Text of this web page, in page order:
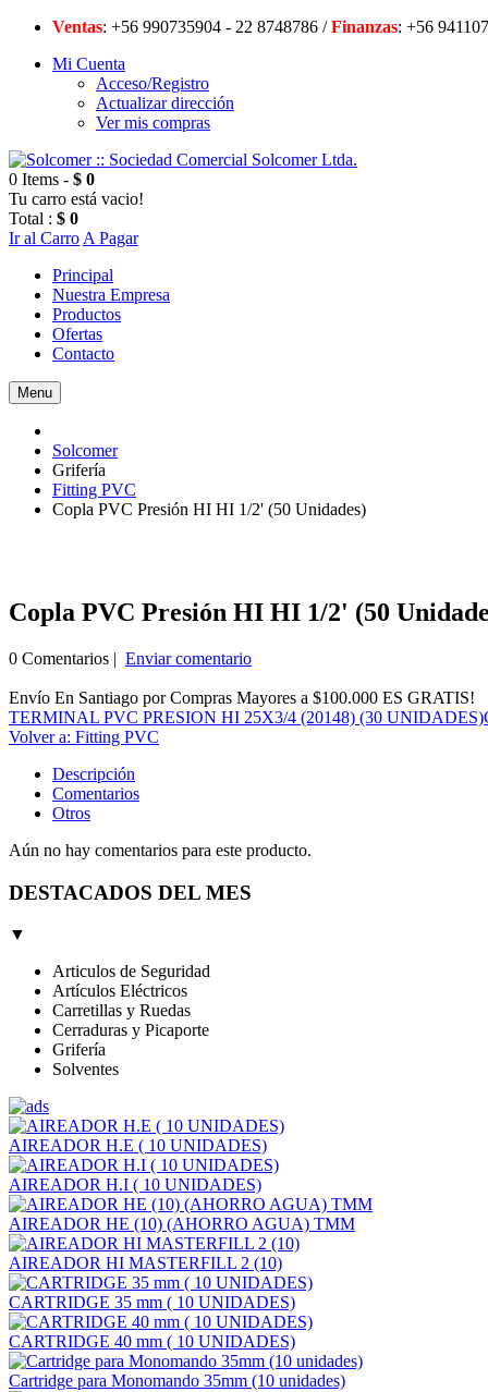
Ventas: +56 990735904 - 22 8748786 /Finanzas: +56
Mi Cuenta
Acceso/Registro
Actualizar dirección
Ver mis compras
0 Items - $ 0
Tu carro está vacio!
Total : $ 0
Ir al Carro A Pagar
Principal
Nuestra Empresa
Productos
Ofertas
Contacto
Menu
Solcomer
Grifería
Fitting PVC
Copla PVC Presión HI HI 1/2' (50 Unidades)
Copla PVC Presión HI HI 1/2' (50
0 Comentarios | Enviar comentario
Envío En Santiago por Compras Mayores a $100.000 ES GRATIS!
TERMINAL PVC PRESION HI 25X3/4 (20148) (30 UNIDADES)
Volver a: Fitting PVC
Descripción
Comentarios
Otros
Aún no hay comentarios para este producto.
DESTACADOS DEL MES
▼
Articulos de Seguridad
Artículos Eléctricos
Carretillas y Ruedas
Cerraduras y Picaporte
Grifería
Solventes
AIREADOR H.E ( 10 UNIDADES)
AIREADOR H.I ( 10 UNIDADES)
AIREADOR HE (10) (AHORRO AGUA) TMM
AIREADOR HI MASTERFILL 2 (10)
CARTRIDGE 35 mm ( 10 UNIDADES)
CARTRIDGE 40 mm ( 10 UNIDADES)
Cartridge para Monomando 35mm (10 unidades)